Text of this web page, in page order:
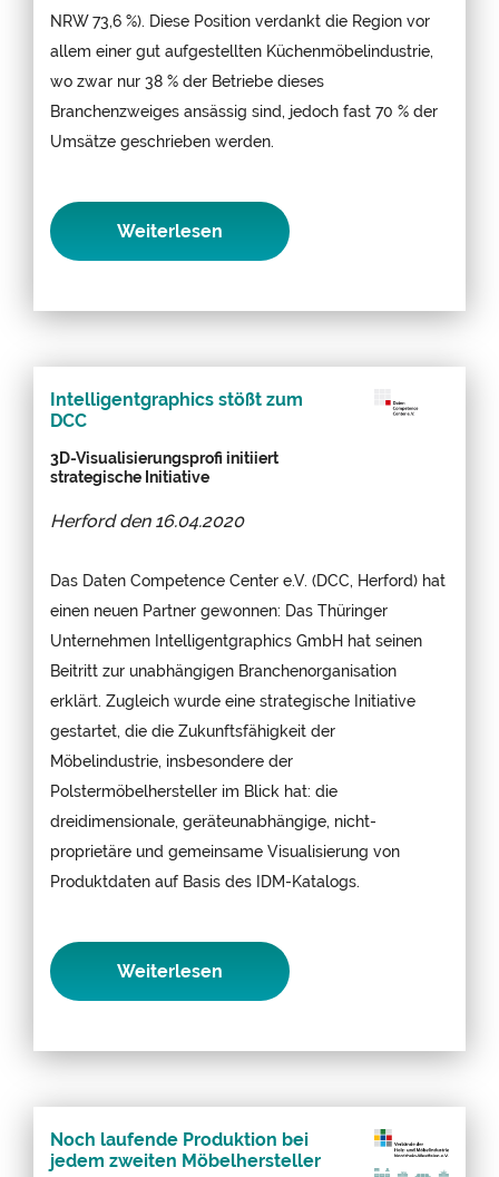
NRW 73,6 %). Diese Position verdankt die Region vor
allem einer gut aufgestellten Küchenmöbelindustrie,
wo zwar nur 38 % der Betriebe dieses
Branchenzweiges ansässig sind, jedoch fast 70 % der
Umsätze geschrieben werden.
Weiterlesen
Intelligentgraphics stößt zum
DCC
3D-Visualisierungsprofi initiiert
strategische Initiative
Herford den 16.04.2020
Das Daten Competence Center e.V. (DCC, Herford) hat
einen neuen Partner gewonnen: Das Thüringer
Unternehmen Intelligentgraphics GmbH hat seinen
Beitritt zur unabhängigen Branchenorganisation
erklärt. Zugleich wurde eine strategische Initiative
gestartet, die die Zukunftsfähigkeit der
Möbelindustrie, insbesondere der
Polstermöbelhersteller im Blick hat: die
dreidimensionale, geräteunabhängige, nicht-
proprietäre und gemeinsame Visualisierung von
Produktdaten auf Basis des IDM-Katalogs.
Weiterlesen
Noch laufende Produktion bei
jedem zweiten Möbelhersteller